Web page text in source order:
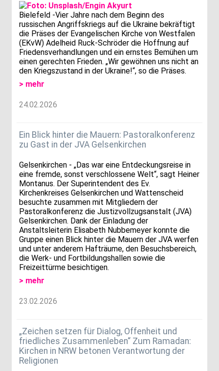
Bielefeld -Vier Jahre nach dem Beginn des
russischen Angriffskriegs auf die Ukraine bekräftigt
die Präses der Evangelischen Kirche von Westfalen
(EKvW) Adelheid Ruck-Schröder die Hoffnung auf
Friedensverhandlungen und ein ernstes Bemühen um
einen gerechten Frieden. „Wir gewöhnen uns nicht an
den Kriegszustand in der Ukraine!“, so die Präses.
> mehr
24.02.2026
Ein Blick hinter die Mauern: Pastoralkonferenz
zu Gast in der JVA Gelsenkirchen
Gelsenkirchen - „Das war eine Entdeckungsreise in
eine fremde, sonst verschlossene Welt“, sagt Heiner
Montanus. Der Superintendent des Ev.
Kirchenkreises Gelsenkirchen und Wattenscheid
besuchte zusammen mit Mitgliedern der
Pastoralkonferenz die Justizvollzugsanstalt (JVA)
Gelsenkirchen. Dank der Einladung der
Anstaltsleiterin Elisabeth Nubbemeyer konnte die
Gruppe einen Blick hinter die Mauern der JVA werfen
und unter anderem Hafträume, den Besuchsbereich,
die Werk- und Fortbildungshallen sowie die
Freizeittürme besichtigen.
> mehr
23.02.2026
„Zeichen setzen für Dialog, Offenheit und
friedliches Zusammenleben“ Zum Ramadan:
Kirchen in NRW betonen Verantwortung der
Religionen